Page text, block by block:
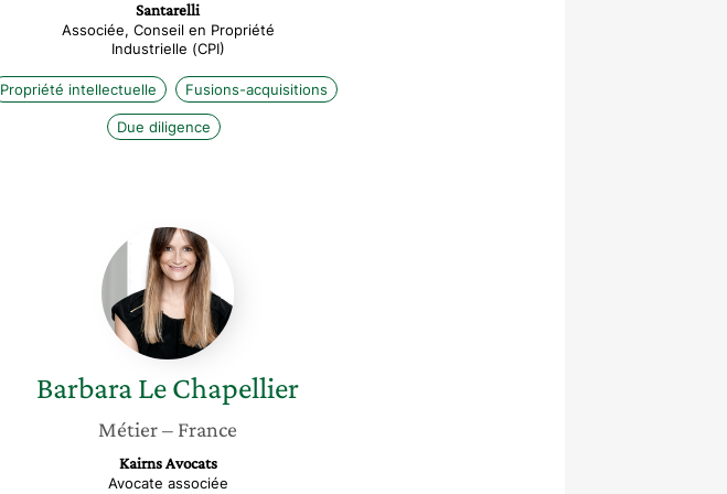
Santarelli
Associée, Conseil en Propriété
Industrielle (CPI)
Propriété intellectuelle Fusions-acquisitions
Due diligence
Barbara
Le
Chapellier
BarbaraLe Chapellier
Métier– France
Kairns Avocats
Avocate associée